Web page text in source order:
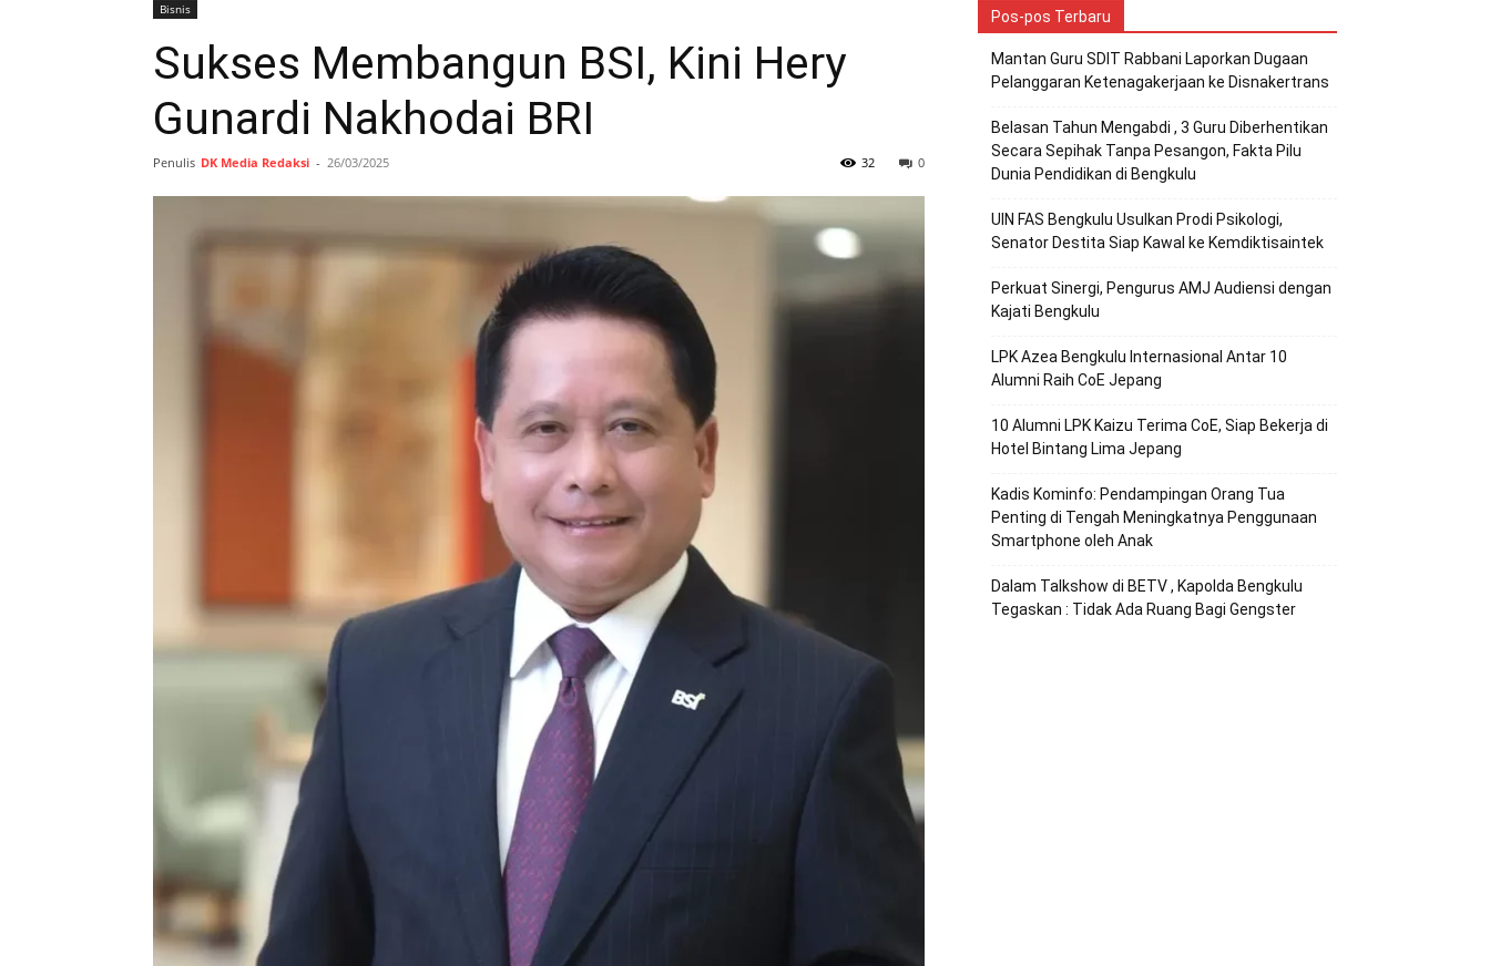
Bisnis
Sukses Membangun BSI, Kini Hery
Gunardi Nakhodai BRI
Penulis DK Media Redaksi - 26/03/2025 0
32
Pos-pos Terbaru
Mantan Guru SDIT Rabbani Laporkan Dugaan
Pelanggaran Ketenagakerjaan ke Disnakertrans
Belasan Tahun Mengabdi , 3 Guru Diberhentikan
Secara Sepihak Tanpa Pesangon, Fakta Pilu
Dunia Pendidikan di Bengkulu
UIN FAS Bengkulu Usulkan Prodi Psikologi,
Senator Destita Siap Kawal ke Kemdiktisaintek
Perkuat Sinergi, Pengurus AMJ Audiensi dengan
Kajati Bengkulu
LPK Azea Bengkulu Internasional Antar 10
Alumni Raih CoE Jepang
10 Alumni LPK Kaizu Terima CoE, Siap Bekerja di
Hotel Bintang Lima Jepang
Kadis Kominfo: Pendampingan Orang Tua
Penting di Tengah Meningkatnya Penggunaan
Smartphone oleh Anak
Dalam Talkshow di BETV , Kapolda Bengkulu
Tegaskan : Tidak Ada Ruang Bagi Gengster